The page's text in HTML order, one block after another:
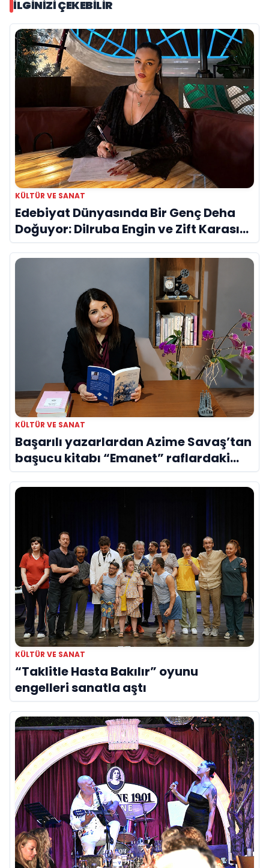
İLGINIZI ÇEKEBILIR
KÜLTÜR VE SANAT
Edebiyat Dünyasında Bir Genç Deha
Doğuyor: Dilruba Engin ve Zift Karası
Evreni ‘AVENOİR’
KÜLTÜR VE SANAT
Başarılı yazarlardan Azime Savaş’tan
başucu kitabı “Emanet” raflardaki
yerini aldı
KÜLTÜR VE SANAT
“Taklitle Hasta Bakılır” oyunu
engelleri sanatla aştı